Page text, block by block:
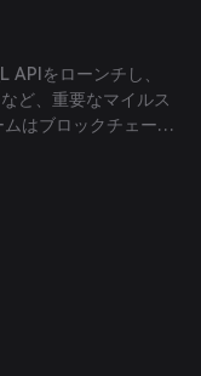
をローンチし、
ど、重要なマイルス
はブロックチェーン
続しています。